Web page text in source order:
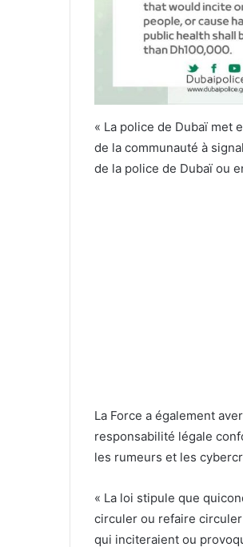
« La police de Dubaï met
de la communauté à
de la police de Dubaï ou
La Force a également
responsabilité légale
les rumeurs et les
« La loi stipule que
circuler ou refaire
qui inciteraient ou